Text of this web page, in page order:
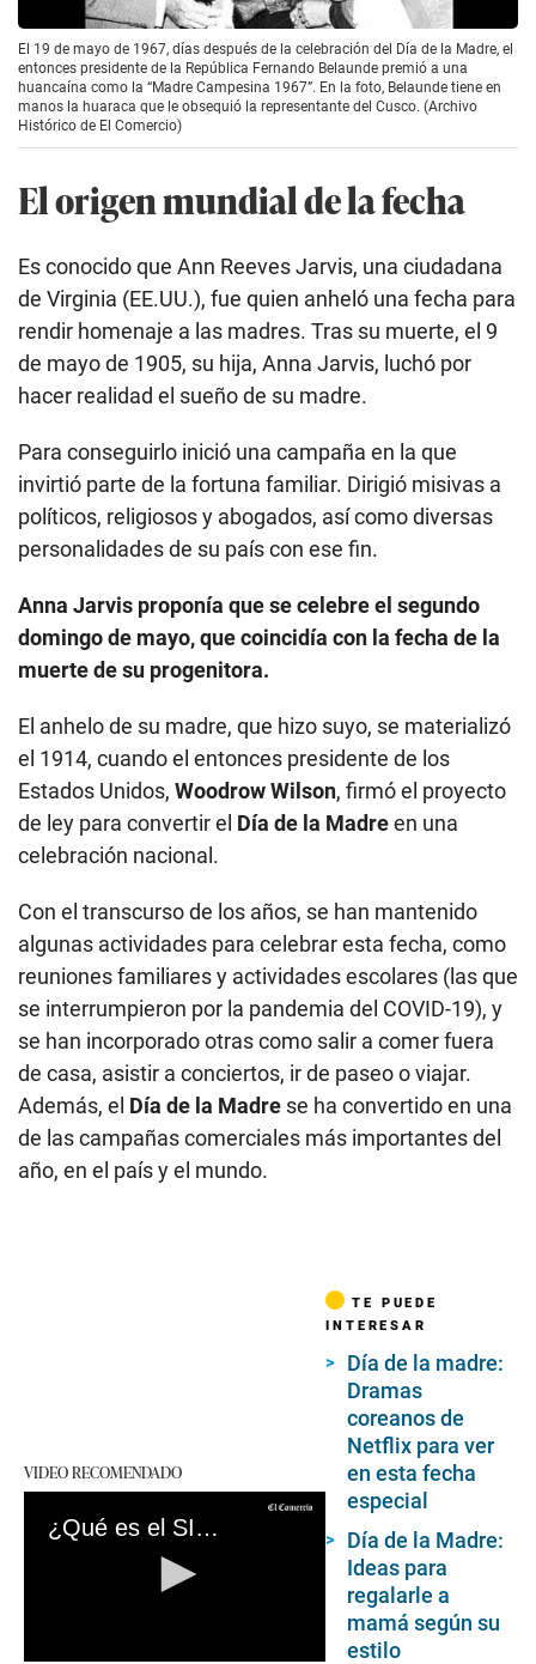
El 19 de mayo de 1967, días después de la celebración del Día de la Madre, el
entonces presidente de la República Fernando Belaunde premió a una
huancaína como la “Madre Campesina 1967”. En la foto, Belaunde tiene en
manos la huaraca que le obsequió la representante del Cusco. (Archivo
Histórico de El Comercio)
El origen mundial de la fecha
Es conocido que Ann Reeves Jarvis, una ciudadana
de Virginia (EE.UU.), fue quien anheló una fecha para
rendir homenaje a las madres. Tras su muerte, el 9
de mayo de 1905, su hija, Anna Jarvis, luchó por
hacer realidad el sueño de su madre.
Para conseguirlo inició una campaña en la que
invirtió parte de la fortuna familiar. Dirigió misivas a
políticos, religiosos y abogados, así como diversas
personalidades de su país con ese fin.
Anna Jarvis proponía que se celebre el segundo
domingo de mayo, que coincidía con la fecha de la
muerte de su progenitora.
El anhelo de su madre, que hizo suyo, se materializó
el 1914, cuando el entonces presidente de los
Estados Unidos, Woodrow Wilson, firmó el proyecto
de ley para convertir el Día de la Madreen una
celebración nacional.
Con el transcurso de los años, se han mantenido
algunas actividades para celebrar esta fecha, como
reuniones familiares y actividades escolares (las que
se interrumpieron por la pandemia del COVID-19), y
se han incorporado otras como salir a comer fuera
de casa, asistir a conciertos, ir de paseo o viajar.
Además, el Día de la Madre se ha convertido en una
de las campañas comerciales más importantes del
año, en el país y el mundo.
VIDEO RECOMENDADO
¿Qué es el SISMATE? mira de qué trata la herramienta del MTC que se puso a prueba a nivel nacional
TE PUEDE
INTERESAR
Día de la madre:
Dramas
coreanos de
Netflix para ver
en esta fecha
especial
Día de la Madre:
Ideas para
regalarle a
mamá según su
estilo